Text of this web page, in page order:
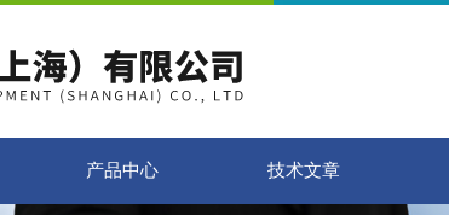
产品中心 技术文章